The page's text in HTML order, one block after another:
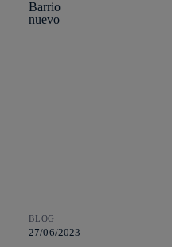
BLOG
27/06/2023